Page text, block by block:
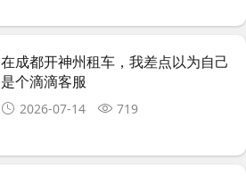
在成都开神州租车，我差点以为自己
是个滴滴客服
2026-07-14 719